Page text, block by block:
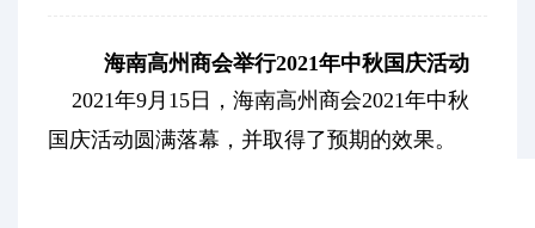
海南高州商会举行2021年中秋国庆活动
2021年9月15日，海南高州商会2021年中秋
国庆活动圆满落幕，并取得了预期的效果。